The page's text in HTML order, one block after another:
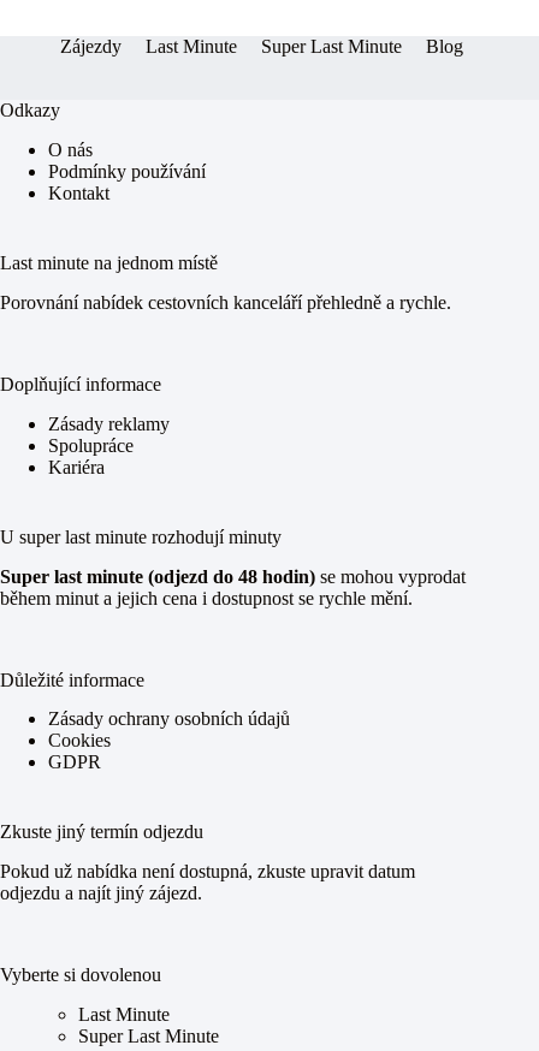
Zájezdy Last Minute Super Last Minute Blog
Odkazy
O nás
Podmínky používání
Kontakt
Last minute na jednom místě
Porovnání nabídek cestovních kanceláří přehledně a rychle.
Doplňující informace
Zásady reklamy
Spolupráce
Kariéra
U super last minute rozhodují minuty
Super last minute (odjezd do 48 hodin) se mohou vyprodat
během minut a jejich cena i dostupnost se rychle mění.
Důležité informace
Zásady ochrany osobních údajů
Cookies
GDPR
Zkuste jiný termín odjezdu
Pokud už nabídka není dostupná, zkuste upravit datum
odjezdu a najít jiný zájezd.
Vyberte si dovolenou
Last Minute
Super Last Minute